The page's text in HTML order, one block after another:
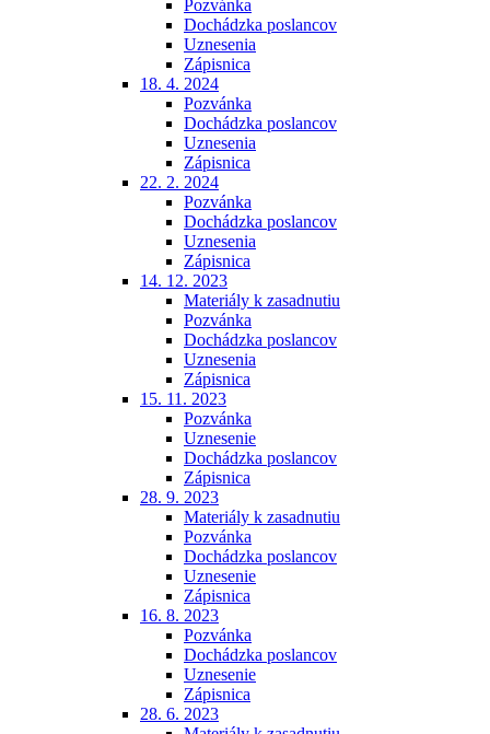
Pozvánka
Dochádzka poslancov
Uznesenia
Zápisnica
18. 4. 2024
Pozvánka
Dochádzka poslancov
Uznesenia
Zápisnica
22. 2. 2024
Pozvánka
Dochádzka poslancov
Uznesenia
Zápisnica
14. 12. 2023
Materiály k zasadnutiu
Pozvánka
Dochádzka poslancov
Uznesenia
Zápisnica
15. 11. 2023
Pozvánka
Uznesenie
Dochádzka poslancov
Zápisnica
28. 9. 2023
Materiály k zasadnutiu
Pozvánka
Dochádzka poslancov
Uznesenie
Zápisnica
16. 8. 2023
Pozvánka
Dochádzka poslancov
Uznesenie
Zápisnica
28. 6. 2023